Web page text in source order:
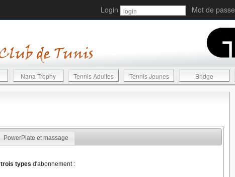
Login Mot de passe
Nana Trophy Tennis Adultes Tennis Jeunes Bridge
PowerPlate et massage
trois types d'abonnement :